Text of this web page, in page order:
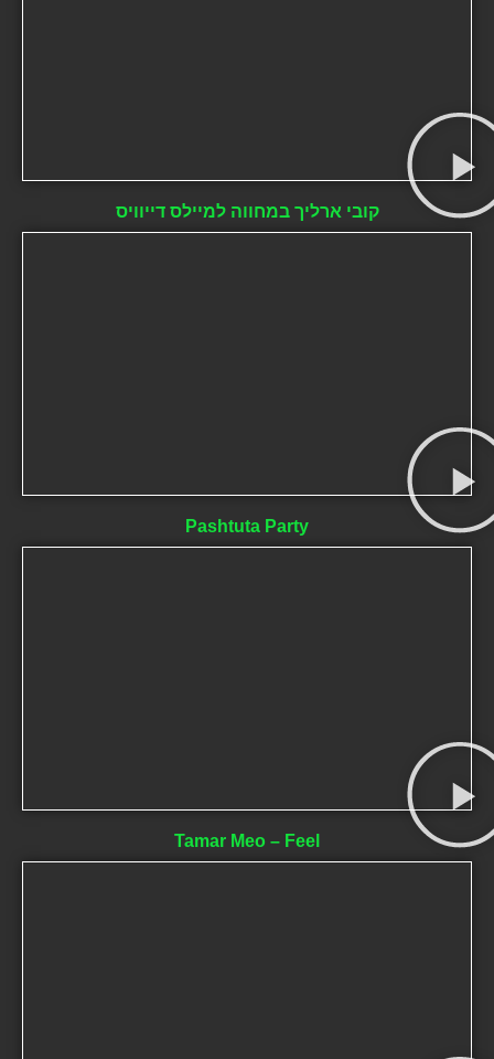
קובי ארליך במחווה למיילס דייוויס
Pashtuta Party
Tamar Meo – Feel